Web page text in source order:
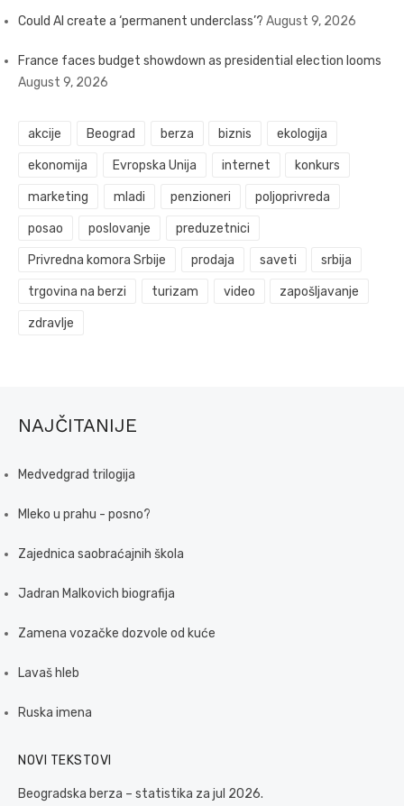
Could AI create a ‘permanent underclass’? August 9, 2026
France faces budget showdown as presidential election looms
August 9, 2026
akcije Beograd berza biznis ekologija
ekonomija Evropska Unija internet konkurs
marketing mladi penzioneri poljoprivreda
posao poslovanje preduzetnici
Privredna komora Srbije prodaja saveti srbija
trgovina na berzi turizam video zapošljavanje
zdravlje
NAJČITANIJE
Medvedgrad trilogija
Mleko u prahu - posno?
Zajednica saobraćajnih škola
Jadran Malkovich biografija
Zamena vozačke dozvole od kuće
Lavaš hleb
Ruska imena
NOVI TEKSTOVI
Beogradska berza – statistika za jul 2026.